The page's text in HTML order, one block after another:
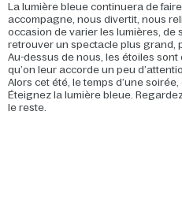
La lumière bleue continuera de
accompagne, nous divertit, nous
occasion de varier les lumières, de
retrouver un spectacle plus grand,
Au-dessus de nous, les étoiles
qu’on leur accorde un peu
Alors cet été, le temps d’une
Éteignez la lumière bleue.
le reste.